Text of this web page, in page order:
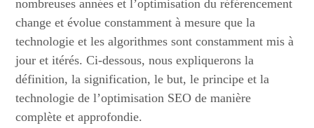
nombreuses années et l’optimisation du référencement
change et évolue constamment à mesure que la
technologie et les algorithmes sont constamment mis à
jour et itérés. Ci-dessous, nous expliquerons la
définition, la signification, le but, le principe et la
technologie de l’optimisation SEO de manière
complète et approfondie.